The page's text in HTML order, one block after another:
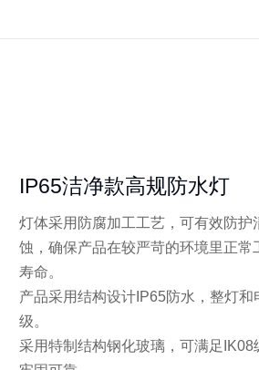
IP65洁净款高规防水灯
灯体采用防腐加工工艺，可有效防护
蚀，确保产品在较严苛的环境里正常
寿命。
产品采用结构设计IP65防水，整灯
级。
采用特制结构钢化玻璃，可满足